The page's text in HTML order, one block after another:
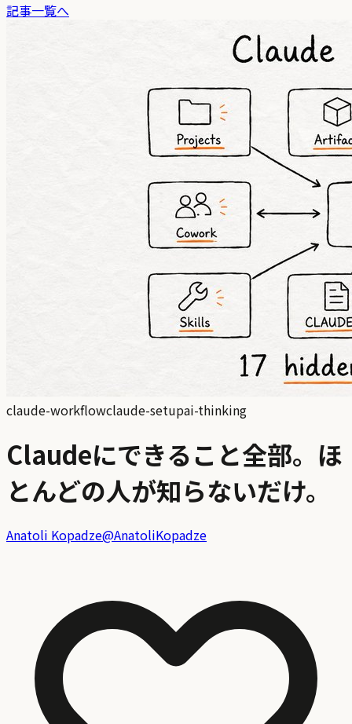
記事一覧へ
claude-workflowclaude-setupai-thinking
Claudeにできること全部。ほ
とんどの人が知らないだけ。
Anatoli Kopadze@AnatoliKopadze